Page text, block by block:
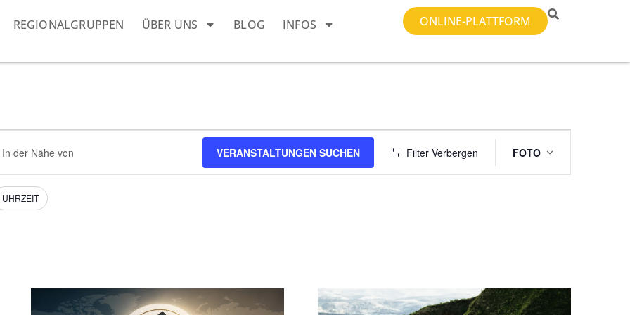
REGIONALGRUPPEN ÜBER UNS BLOG INFOS ONLINE-PLATTFORM
VERANSTALTUNGEN SUCHEN Filter Verbergen
Ansichten-
FOTO
UHRZEIT